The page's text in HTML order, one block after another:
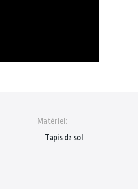
Matériel:
Tapis de sol